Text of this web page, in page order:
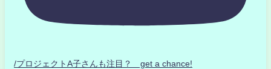
/プロジェクトA子さんも注目？ get a chance!